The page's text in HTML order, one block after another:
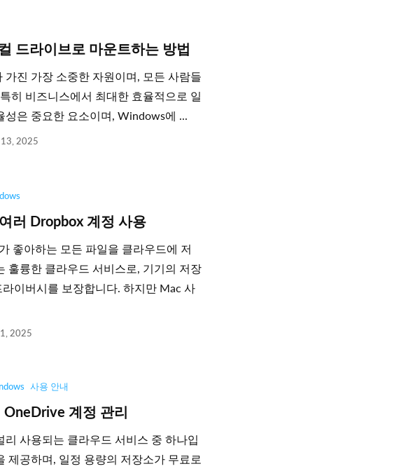
드라이브로 마운트하는 방법
가진 가장 소중한 자원이며, 모든 사람들
히 비즈니스에서 최대한 효율적으로 일
성은 중요한 요소이며, Windows에 ...
2025
러 Dropbox 계정 사용
좋아하는 모든 파일을 클라우드에 저
훌륭한 클라우드 서비스로, 기기의 저장
이버시를 보장합니다. 하지만 Mac 사
2025
사용 안내
계정 관리
리 사용되는 클라우드 서비스 중 하나입
제공하며, 일정 용량의 저장소가 무료로